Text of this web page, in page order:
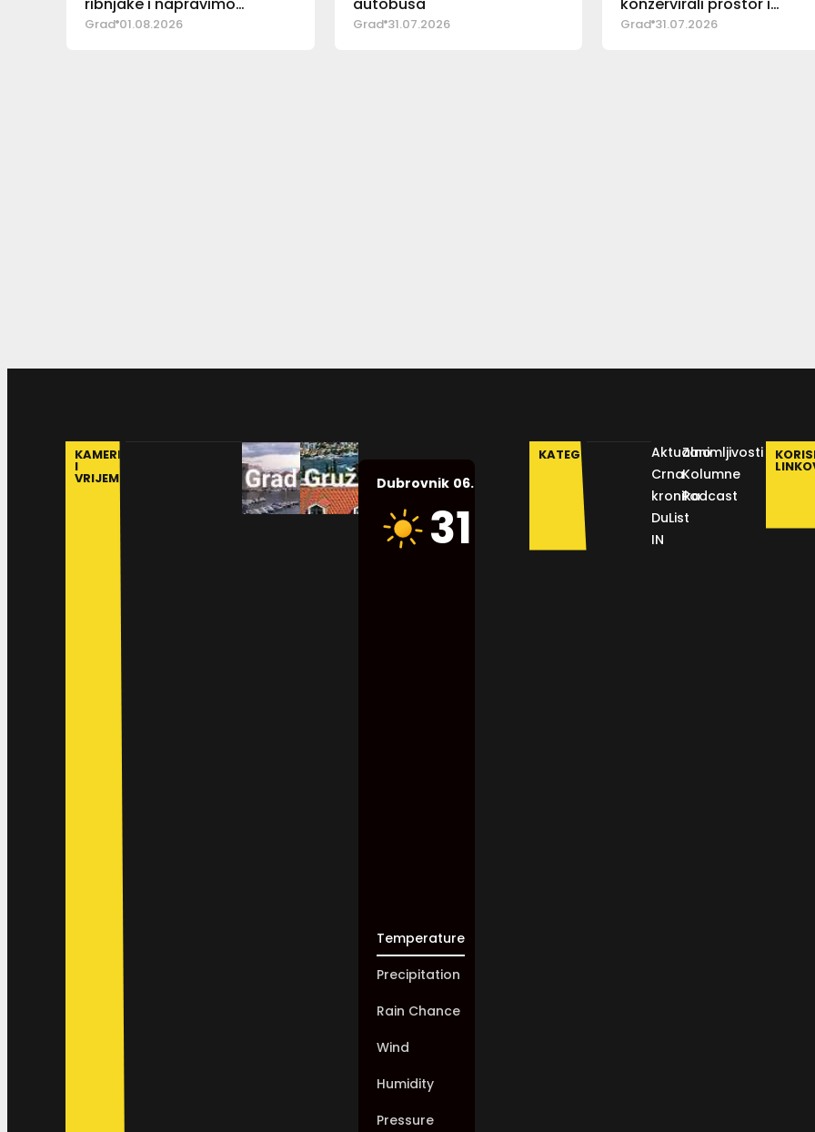
ugibališta!’
Grad 01.08.2026 Grad 31.07.2026
zaustavili podivljalu
Grad 31.07.2026
KAMERE
I
VRIJEME Dubrovnik 06.08.2026.
31
Humidity:
Temperature
Precipitation
Rain Chance
Wind
Humidity
Pressure
KATEGORIJE
Aktualno
Crna
kronika
DuList
IN
Zanimljivosti
Kolumne
Podcast